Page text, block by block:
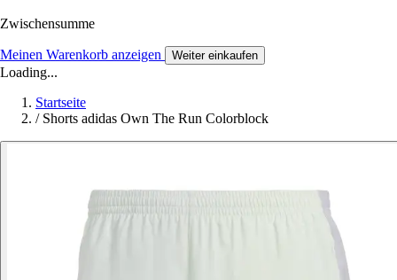
Zwischensumme
Meinen Warenkorb anzeigen Weiter einkaufen
Loading...
Startseite
/ Shorts adidas Own The Run Colorblock